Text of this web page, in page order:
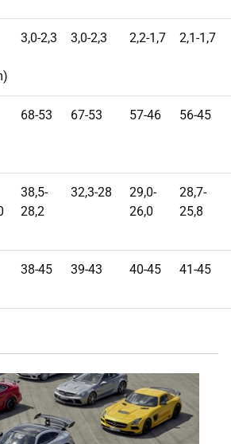
3,0-2,3 3,0-2,3 2,2-1,7 2,1-1,7
68-53 67-53 57-46 56-45
38,5-
28,2
32,3-28
29,0-
26,0
28,7-
25,8
38-45 39-43 40-45 41-45